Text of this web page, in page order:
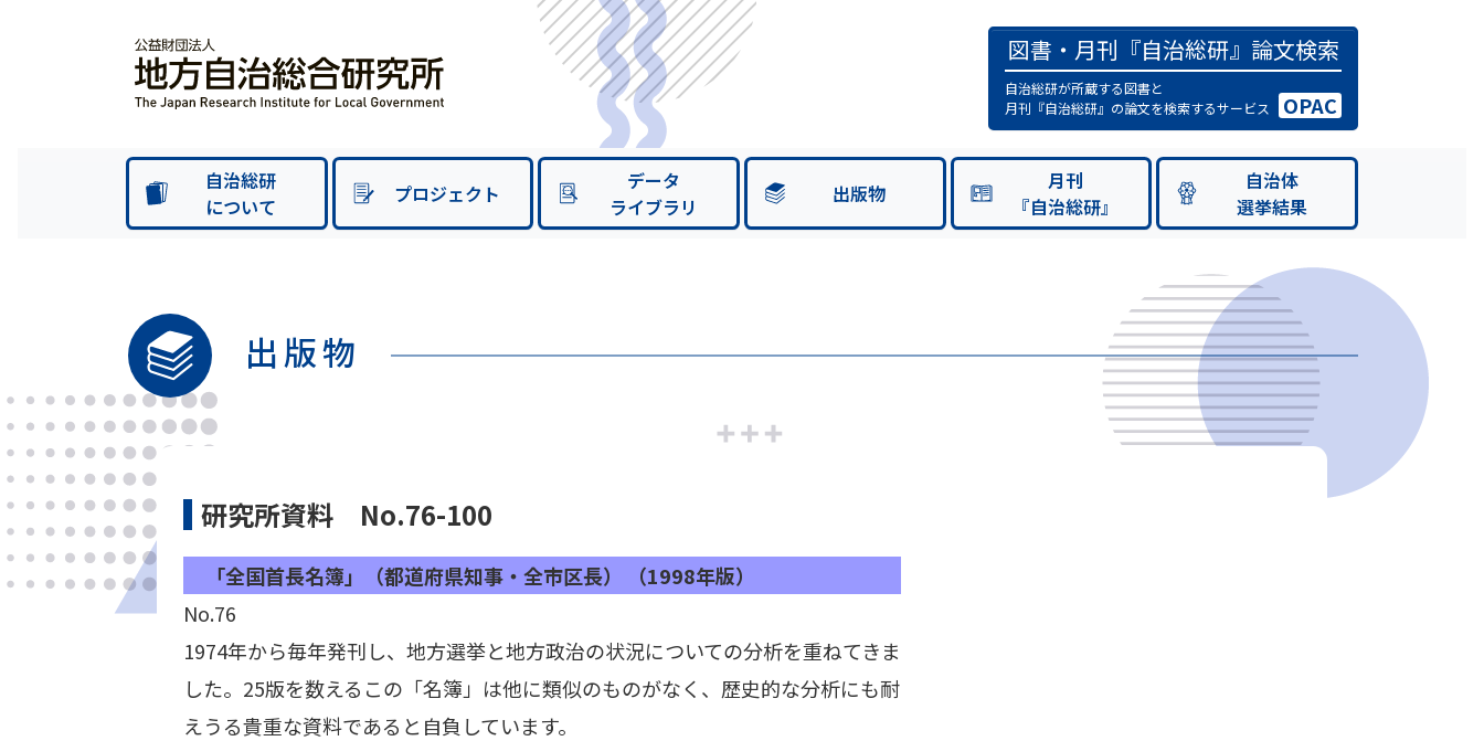
図書・月刊『自治総研』論文検索
自治総研が所蔵する図書と
月刊『自治総研』の論文を検索するサービス
OPAC
自治総研
について
プロジェクト
データ
ライブラリ
出版物
月刊
『自治総研』
自治体
選挙結果
出版物
研究所資料 No.76-100
「全国首長名簿」（都道府県知事・全市区長） （1998年版）
No.76
1974年から毎年発刊し、地方選挙と地方政治の状況についての分析を重ねてきま
した。25版を数えるこの「名簿」は他に類似のものがなく、歴史的な分析にも耐
えうる貴重な資料であると自負しています。